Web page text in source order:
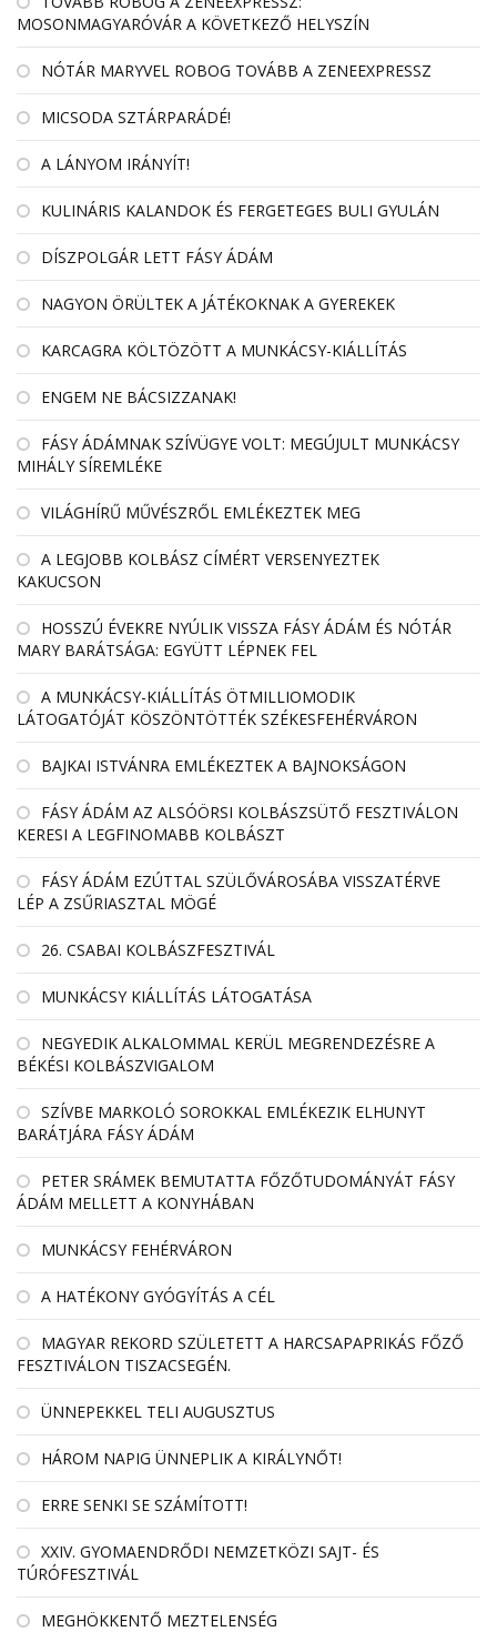
MOSONMAGYARÓVÁR A KÖVETKEZŐ HELYSZÍN
NÓTÁR MARYVEL ROBOG TOVÁBB A ZENEEXPRESSZ
MICSODA SZTÁRPARÁDÉ!
A LÁNYOM IRÁNYÍT!
KULINÁRIS KALANDOK ÉS FERGETEGES BULI GYULÁN
DÍSZPOLGÁR LETT FÁSY ÁDÁM
NAGYON ÖRÜLTEK A JÁTÉKOKNAK A GYEREKEK
KARCAGRA KÖLTÖZÖTT A MUNKÁCSY-KIÁLLÍTÁS
ENGEM NE BÁCSIZZANAK!
FÁSY ÁDÁMNAK SZÍVÜGYE VOLT: MEGÚJULT MUNKÁCSY
MIHÁLY SÍREMLÉKE
VILÁGHÍRŰ MŰVÉSZRŐL EMLÉKEZTEK MEG
A LEGJOBB KOLBÁSZ CÍMÉRT VERSENYEZTEK
KAKUCSON
HOSSZÚ ÉVEKRE NYÚLIK VISSZA FÁSY ÁDÁM ÉS NÓTÁR
MARY BARÁTSÁGA: EGYÜTT LÉPNEK FEL
A MUNKÁCSY-KIÁLLÍTÁS ÖTMILLIOMODIK
LÁTOGATÓJÁT KÖSZÖNTÖTTÉK SZÉKESFEHÉRVÁRON
BAJKAI ISTVÁNRA EMLÉKEZTEK A BAJNOKSÁGON
FÁSY ÁDÁM AZ ALSÓÖRSI KOLBÁSZSÜTŐ FESZTIVÁLON
KERESI A LEGFINOMABB KOLBÁSZT
FÁSY ÁDÁM EZÚTTAL SZÜLŐVÁROSÁBA VISSZATÉRVE
LÉP A ZSŰRIASZTAL MÖGÉ
26. CSABAI KOLBÁSZFESZTIVÁL
MUNKÁCSY KIÁLLÍTÁS LÁTOGATÁSA
NEGYEDIK ALKALOMMAL KERÜL MEGRENDEZÉSRE A
BÉKÉSI KOLBÁSZVIGALOM
SZÍVBE MARKOLÓ SOROKKAL EMLÉKEZIK ELHUNYT
BARÁTJÁRA FÁSY ÁDÁM
PETER SRÁMEK BEMUTATTA FŐZŐTUDOMÁNYÁT FÁSY
ÁDÁM MELLETT A KONYHÁBAN
MUNKÁCSY FEHÉRVÁRON
A HATÉKONY GYÓGYÍTÁS A CÉL
MAGYAR REKORD SZÜLETETT A HARCSAPAPRIKÁS FŐZŐ
FESZTIVÁLON TISZACSEGÉN.
ÜNNEPEKKEL TELI AUGUSZTUS
HÁROM NAPIG ÜNNEPLIK A KIRÁLYNŐT!
ERRE SENKI SE SZÁMÍTOTT!
XXIV. GYOMAENDRŐDI NEMZETKÖZI SAJT- ÉS
TÚRÓFESZTIVÁL
MEGHÖKKENTŐ MEZTELENSÉG